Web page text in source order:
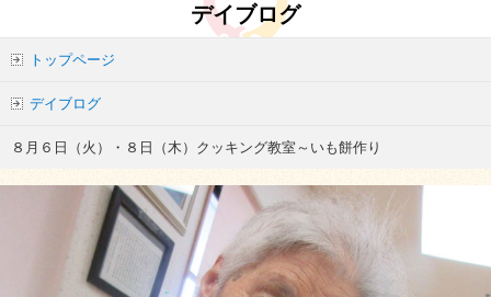
デイブログ
トップページ
デイブログ
８月６日（火）・８日（木）クッキング教室～いも餅作り